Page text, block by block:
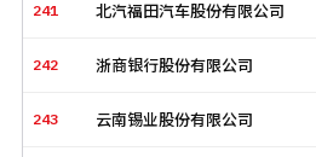
241 北汽福田汽车股份有限公司
242 浙商银行股份有限公司
243 云南锡业股份有限公司